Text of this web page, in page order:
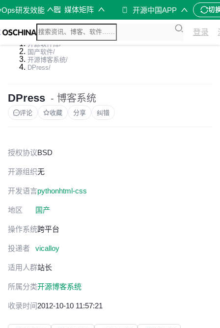
研发效能 媒体矩阵 开源中国APP 切
登录
开源软件库/
国产软件/
开源博客系统/
DPress/
DPress - 博客系统
评论 收藏 分享 纠错
授权协议BSD
开源组织无
开发语言pythonhtml-css
地区 国产
操作系统跨平台
投递者 vicalloy
适用人群站长
所属分类开源博客系统
收录时间2012-10-10 11:57:21